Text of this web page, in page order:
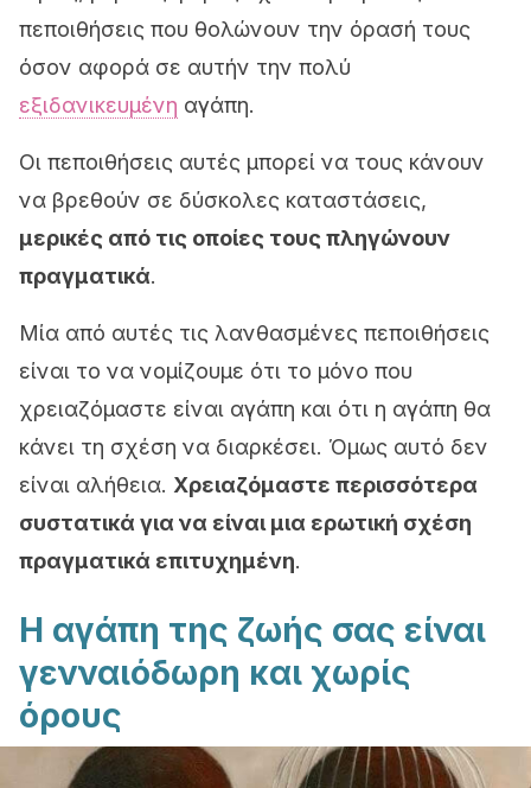
πεποιθήσεις που θολώνουν την όρασή τους
όσον αφορά σε αυτήν την πολύ
εξιδανικευμένη αγάπη.
Οι πεποιθήσεις αυτές μπορεί να τους κάνουν
να βρεθούν σε δύσκολες καταστάσεις,
μερικές από τις οποίες τους πληγώνουν
πραγματικά.
Μία από αυτές τις λανθασμένες πεποιθήσεις
είναι το να νομίζουμε ότι το μόνο που
χρειαζόμαστε είναι αγάπη και ότι η αγάπη θα
κάνει τη σχέση να διαρκέσει. Όμως αυτό δεν
είναι αλήθεια. Χρειαζόμαστε περισσότερα
συστατικά για να είναι μια ερωτική σχέση
πραγματικά επιτυχημένη.
Η αγάπη της ζωής σας είναι
γενναιόδωρη και χωρίς
όρους